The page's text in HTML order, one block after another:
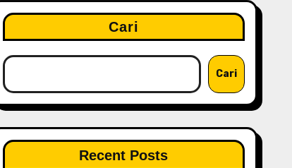
Cari
Cari
Recent Posts